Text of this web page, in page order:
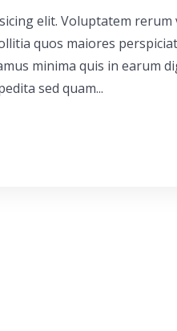
elit. Voluptatem rerum
quos maiores
minima quis in earum
sed quam...